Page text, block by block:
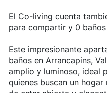
El Co-living cuenta
para compartir y 0
Este impresionante
baños en Arrancapins,
amplio y luminoso, ideal
quienes buscan un